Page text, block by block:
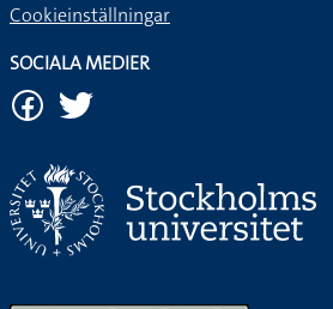
Cookieinställningar
SOCIALA MEDIER